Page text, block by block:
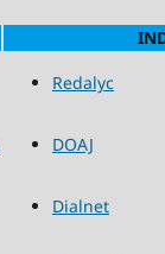
Redalyc
DOAJ
Dialnet